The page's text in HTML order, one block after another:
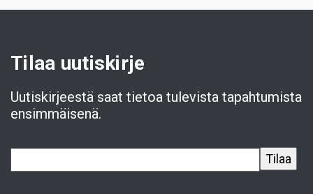
Tilaa uutiskirje
Uutiskirjeestä saat tietoa tulevista tapahtumista
ensimmäisenä.